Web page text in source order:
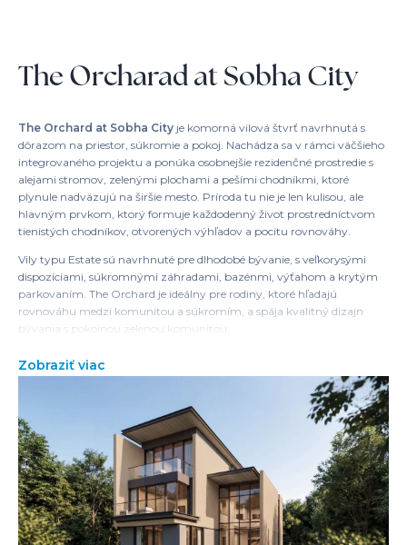
The Orcharad at Sobha City
The Orchard at Sobha City je komorná vilová štvrť navrhnutá s
dôrazom na priestor, súkromie a pokoj. Nachádza sa v rámci väčšieho
integrovaného projektu a ponúka osobnejšie rezidenčné prostredie s
alejami stromov, zelenými plochami a pešími chodníkmi, ktoré
plynule nadväzujú na širšie mesto. Príroda tu nie je len kulisou, ale
hlavným prvkom, ktorý formuje každodenný život prostredníctvom
tienistých chodníkov, otvorených výhľadov a pocitu rovnováhy.
Vily typu Estate sú navrhnuté pre dlhodobé bývanie, s veľkorysými
dispozíciami, súkromnými záhradami, bazénmi, výťahom a krytým
parkovaním. The Orchard je ideálny pre rodiny, ktoré hľadajú
rovnováhu medzi komunitou a súkromím, a spája kvalitný dizajn
bývania s pokojnou zelenou komunitou.
Zobraziť viac